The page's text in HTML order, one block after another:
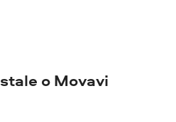
o Movavi